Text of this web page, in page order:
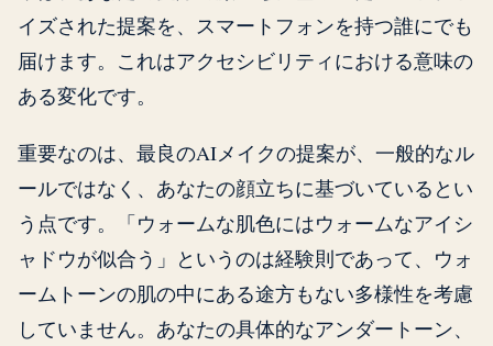
イズされた提案を、スマートフォンを持つ誰にでも
届けます。これはアクセシビリティにおける意味の
ある変化です。
重要なのは、最良のAIメイクの提案が、一般的なル
ールではなく、あなたの顔立ちに基づいているとい
う点です。「ウォームな肌色にはウォームなアイシ
ャドウが似合う」というのは経験則であって、ウォ
ームトーンの肌の中にある途方もない多様性を考慮
していません。あなたの具体的なアンダートーン、